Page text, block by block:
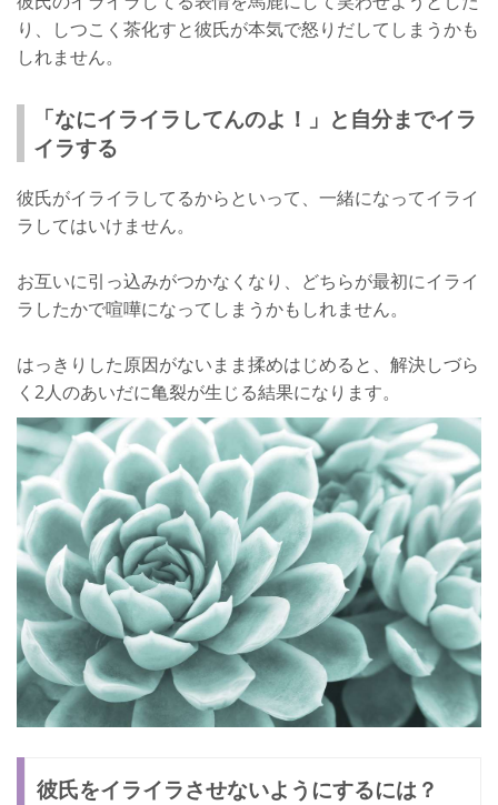
り、しつこく茶化すと彼氏が本気で怒りだしてしまうかも
しれません。
「なにイライラしてんのよ！」と自分までイラ
イラする
彼氏がイライラしてるからといって、一緒になってイライ
ラしてはいけません。
お互いに引っ込みがつかなくなり、どちらが最初にイライ
ラしたかで喧嘩になってしまうかもしれません。
はっきりした原因がないまま揉めはじめると、解決しづら
く2人のあいだに亀裂が生じる結果になります。
彼氏をイライラさせないようにするには？